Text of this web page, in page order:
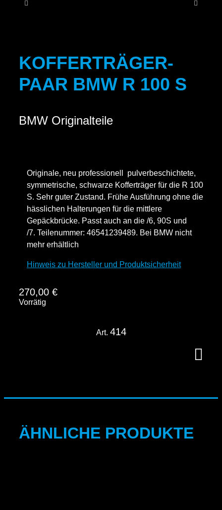
KOFFERTRÄGER-
PAAR BMW R 100 S
BMW Originalteile
Originale, neu professionell pulverbeschichtete,
symmetrische, schwarze Kofferträger für die R 100
S. Sehr guter Zustand. Frühe Ausführung ohne die
hässlichen Halterungen für die mittlere
Gepäckbrücke. Passt auch an die /6, 90S und
/7. Teilenummer: 46541239489. Bei BMW nicht
mehr erhältlich
Hinweis zu Hersteller und Produktsicherheit
270,00 €
Vorrätig
Art. 414
ÄHNLICHE PRODUKTE